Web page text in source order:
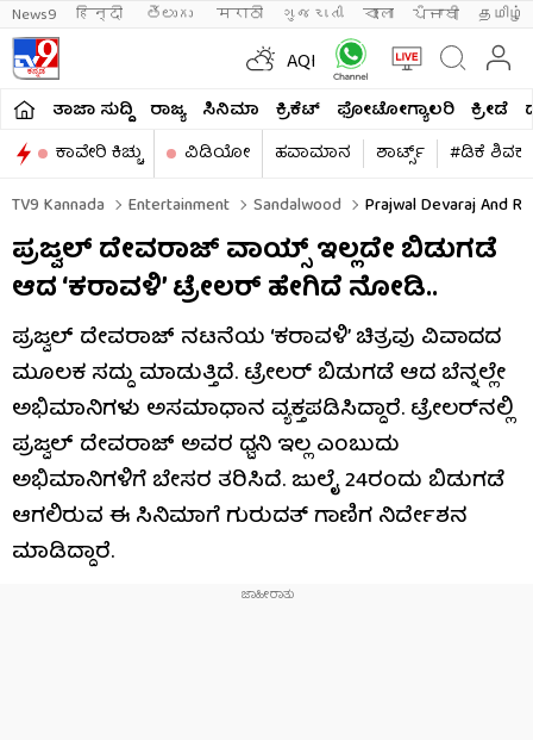
News9 हिन्दी తెలుగు मराठी ગુજરાતી বাংলা ਪੰਜਾਬੀ தமிழ்
AQI
ತಾಜಾ ಸುದ್ದಿ ರಾಜ್ಯ ಸಿನಿಮಾ ಕ್ರಿಕೆಟ್​ ಫೋಟೋಗ್ಯಾಲರಿ ಕ್ರೀಡೆ
ಕಾವೇರಿ ಕಿಚ್ಚು
ವಿಡಿಯೋ ಹವಾಮಾನ ಶಾರ್ಟ್ಸ್​
#ಡಿಕೆ
TV9 Kannada
Entertainment Sandalwood Prajwal Devaraj And
ಪ್ರಜ್ವಲ್ ದೇವರಾಜ್ ವಾಯ್ಸ್ ಇಲ್ಲದೇ ಬಿಡುಗಡೆ
ಆದ ‘ಕರಾವಳಿ’ ಟ್ರೇಲರ್ ಹೇಗಿದೆ ನೋಡಿ..
ಪ್ರಜ್ವಲ್ ದೇವರಾಜ್ ನಟನೆಯ ‘ಕರಾವಳಿ’ ಚಿತ್ರವು ವಿವಾದದ
ಮೂಲಕ ಸದ್ದು ಮಾಡುತ್ತಿದೆ. ಟ್ರೇಲರ್ ಬಿಡುಗಡೆ ಆದ ಬೆನ್ನಲ್ಲೇ
ಅಭಿಮಾನಿಗಳು ಅಸಮಾಧಾನ ವ್ಯಕ್ತಪಡಿಸಿದ್ದಾರೆ. ಟ್ರೇಲರ್​ನಲ್ಲಿ
ಪ್ರಜ್ವಲ್ ದೇವರಾಜ್ ಅವರ ಧ್ವನಿ ಇಲ್ಲ ಎಂಬುದು
ಅಭಿಮಾನಿಗಳಿಗೆ ಬೇಸರ ತರಿಸಿದೆ. ಜುಲೈ 24ರಂದು ಬಿಡುಗಡೆ
ಆಗಲಿರುವ ಈ ಸಿನಿಮಾಗೆ ಗುರುದತ್ ಗಾಣಿಗ ನಿರ್ದೇಶನ
ಮಾಡಿದ್ದಾರೆ.